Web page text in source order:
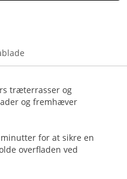
træterrasser og
og fremhæver
for at sikre en
overfladen ved